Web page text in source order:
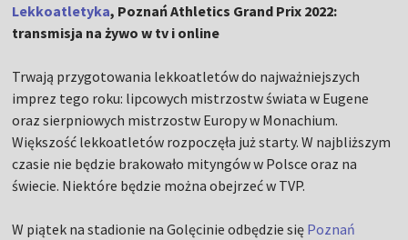
Lekkoatletyka, Poznań Athletics Grand Prix 2022:
transmisja na żywo w tv i online
Trwają przygotowania lekkoatletów do najważniejszych
imprez tego roku: lipcowych mistrzostw świata w Eugene
oraz sierpniowych mistrzostw Europy w Monachium.
Większość lekkoatletów rozpoczęła już starty. W najbliższym
czasie nie będzie brakowało mityngów w Polsce oraz na
świecie. Niektóre będzie można obejrzeć w TVP.
W piątek na stadionie na Golęcinie odbędzie się Poznań